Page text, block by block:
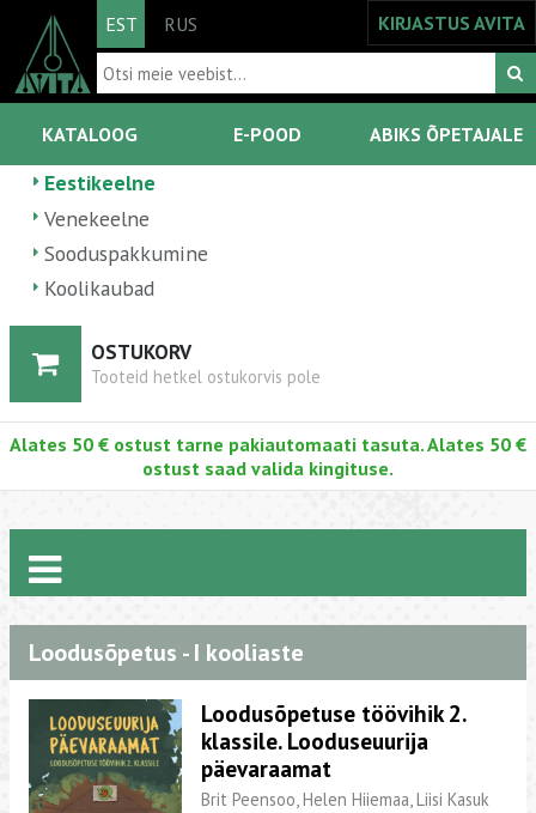
EST RUS KIRJASTUS AVITA
KATALOOG E-POOD ABIKS ÕPETAJALE
Eestikeelne
Venekeelne
Sooduspakkumine
Koolikaubad
OSTUKORV
Tooteid hetkel ostukorvis pole
Alates 50 € ostust tarne pakiautomaati tasuta. Alates 50 €
ostust saad valida kingituse.
Loodusõpetus - I kooliaste
Loodusõpetuse töövihik 2.
klassile. Looduseuurija
päevaraamat
Brit Peensoo, Helen Hiiemaa, Liisi Kasuk